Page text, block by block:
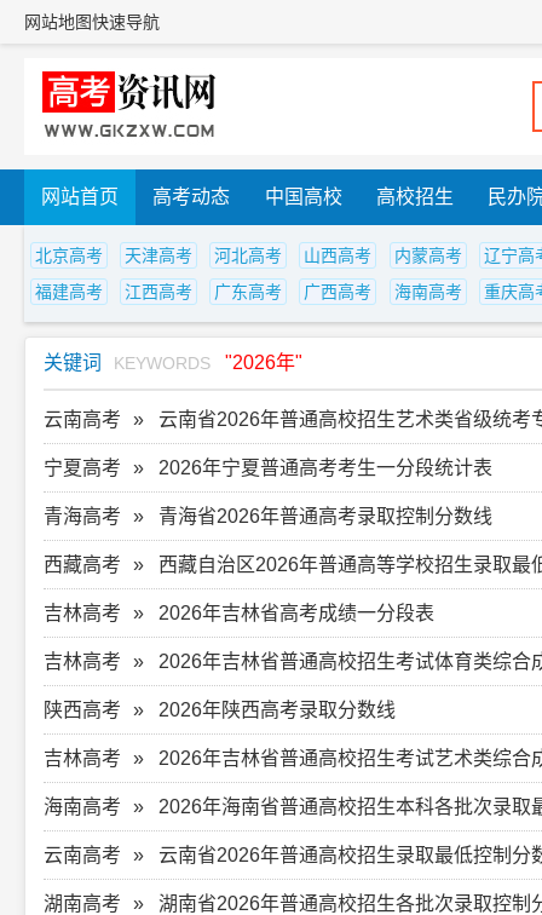
网站地图快速导航
网站首页 高考动态 中国高校 高校招生 民办
北京高考 天津高考 河北高考 山西高考 内蒙高考
辽宁高
福建高考
江西高考 广东高考 广西高考 海南高考 重庆高
关键词 KEYWORDS "2026年"
云南高考 云南省2026年普通高校招生艺术类省级统考
宁夏高考 2026年宁夏普通高考考生一分段统计表
青海高考 青海省2026年普通高考录取控制分数线
西藏高考 西藏自治区2026年普通高等学校招生录取最
吉林高考 2026年吉林省高考成绩一分段表
吉林高考 2026年吉林省普通高校招生考试体育类综合
陕西高考 2026年陕西高考录取分数线
吉林高考 2026年吉林省普通高校招生考试艺术类综合
海南高考 2026年海南省普通高校招生本科各批次录取
云南高考 云南省2026年普通高校招生录取最低控制分
湖南高考 湖南省2026年普通高校招生各批次录取控制